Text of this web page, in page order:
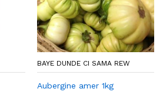
BAYE DUNDE CI SAMA REW
Aubergine amer 1kg